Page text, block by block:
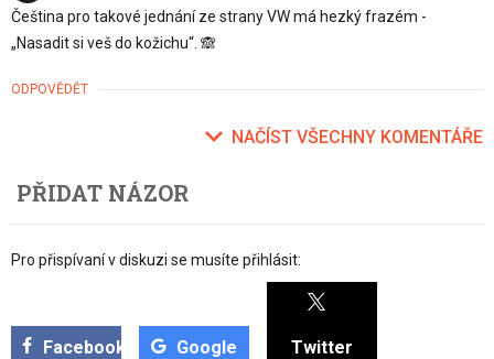
Čeština pro takové jednání ze strany VW má hezký frazém -
„Nasadit si veš do kožichu“. 🙈
ODPOVĚDĚT
NAČÍST VŠECHNY KOMENTÁŘE
PŘIDAT NÁZOR
Pro přispívaní v diskuzi se musíte přihlásit:
Facebook Google Twitter